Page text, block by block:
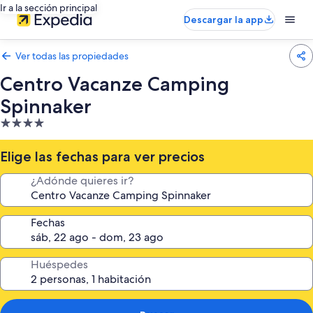
Ir a la sección principal
Descargar la app
Ver todas las propiedades
Centro Vacanze Camping
Spinnaker
Propiedad
de
4.0
estrellas
Elige las fechas para ver precios
¿Adónde quieres ir?
Fechas
Huéspedes